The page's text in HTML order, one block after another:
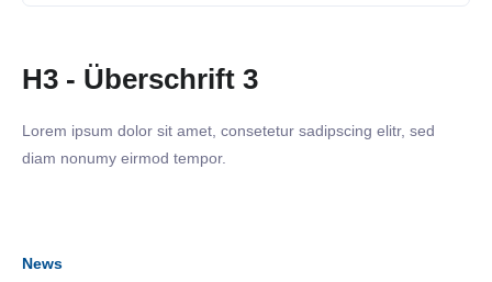
H3 - Überschrift 3
Lorem ipsum dolor sit amet, consetetur sadipscing elitr, sed
diam nonumy eirmod tempor.
News